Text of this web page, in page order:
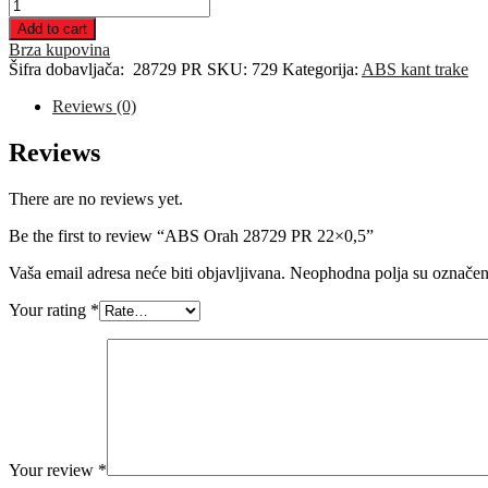
Orah
28729
PR
22x0,5
quantity
Add to cart
Brza kupovina
Šifra dobavljača: 28729 PR SKU: 729 Kategorija: ABS kant trake
Reviews (0)
Reviews
There are no reviews yet.
Be the first to review “ABS Orah 28729 PR 22×0,5”
Vaša email adresa neće biti objavljivana. Neophodna polja su
Your rating *
Your review *